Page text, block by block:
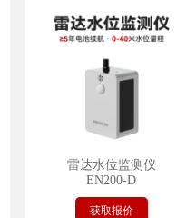
雷达水位监测仪
EN200-D
获取报价